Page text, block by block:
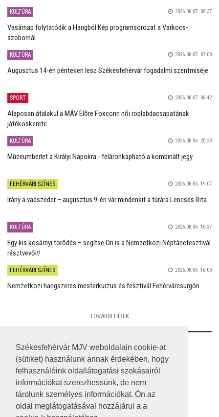
Székesfehérvár MJV weboldalain cookie-at
(sütiket) használunk annak érdekében, hogy
felhasználóink oldallátogatási szokásairól
információkat szerezhessünk, de nem
tárolunk személyes információkat. Ön az
oldal meglátogatásával hozzájárul a a
KULTÚRA 2026.08.07. 08:37
Vasárnap folytatódik a Hangból Kép programsorozat a Varkocs-
szobornál
KULTÚRA 2026.08.07. 07:08
Augusztus 14-én pénteken lesz Székesfehérvár fogadalmi szentmiséje
SPORT 2026.08.07. 06:42
Alaposan átalakul a MÁV Előre Foxconn női röplabdacsapatának
játékoskerete
KULTÚRA 2026.08.06. 20:23
Múzeumbérlet a Királyi Napokra - féláronkapható a kombinált jegy
FEHÉRVÁRI SZÍNES 2026.08.06. 19:07
Irány a vadszeder – augusztus 9-én vár mindenkit a túrára Lencsés Rita
KULTÚRA 2026.08.06. 16:37
Egy kis kosárnyi törődés – segítse Ön is a Nemzetközi Néptáncfesztivál
résztvevőit!
FEHÉRVÁRI SZÍNES 2026.08.06. 16:03
Nemzetközi hangszeres mesterkurzus és fesztivál Fehérvárcsurgón
TOVÁBBI HÍREK
RSS
A HONLAP 2017.03.31-I ÁLLAPOTA
JOGI NYILATKOZAT
IMPRESSZUM